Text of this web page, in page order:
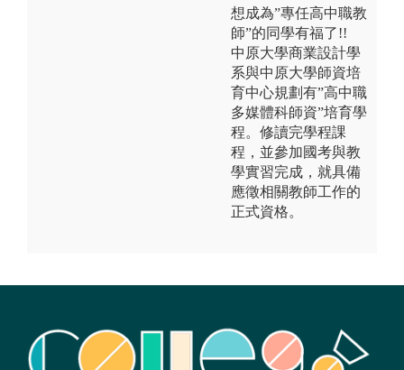
想成為”專任高中職教
師”的同學有福了!!
中原大學商業設計學
系與中原大學師資培
育中心規劃有”高中職
多媒體科師資”培育學
程。修讀完學程課
程，並參加國考與教
學實習完成，就具備
應徵相關教師工作的
正式資格。